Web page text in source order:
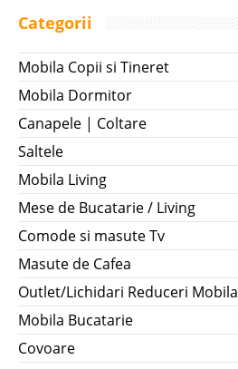
Categorii
Mobila Copii si Tineret
Mobila Dormitor
Canapele | Coltare
Saltele
Mobila Living
Mese de Bucatarie / Living
Comode si masute Tv
Masute de Cafea
Outlet/Lichidari Reduceri Mobila
Mobila Bucatarie
Covoare